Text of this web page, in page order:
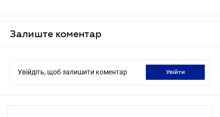
Залиште коментар
Увійдіть, щоб залишити коментар увійти